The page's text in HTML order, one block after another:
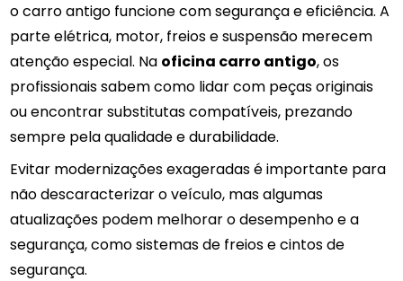
o carro antigo funcione com segurança e eficiência. A
parte elétrica, motor, freios e suspensão merecem
atenção especial. Na oficina carro antigo, os
profissionais sabem como lidar com peças originais
ou encontrar substitutas compatíveis, prezando
sempre pela qualidade e durabilidade.
Evitar modernizações exageradas é importante para
não descaracterizar o veículo, mas algumas
atualizações podem melhorar o desempenho e a
segurança, como sistemas de freios e cintos de
segurança.